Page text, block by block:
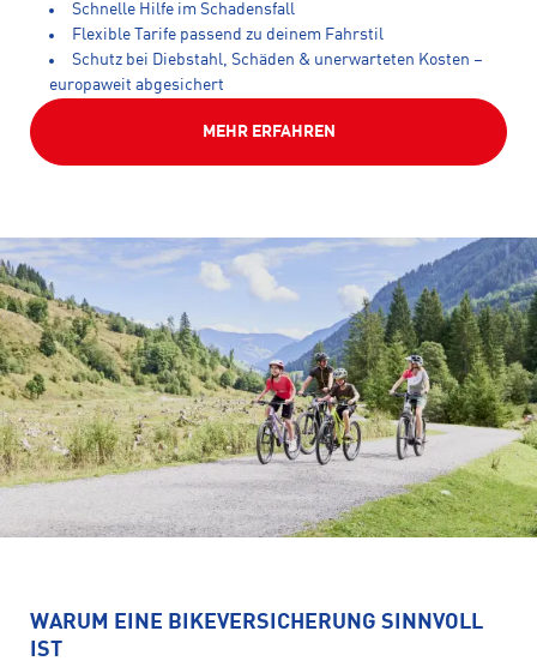
Schnelle Hilfe im Schadensfall
Flexible Tarife passend zu deinem Fahrstil
Schutz bei Diebstahl, Schäden & unerwarteten Kosten –
europaweit abgesichert
MEHR ERFAHREN
WARUM EINE BIKEVERSICHERUNG SINNVOLL
IST